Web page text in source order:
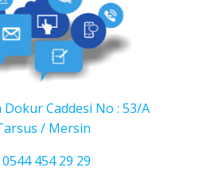
Caddesi No : 53/A
/ Mersin
0544 454 29 29